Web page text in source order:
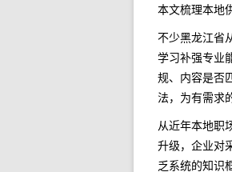
本文梳理本地
不少黑龙江省
学习补强专业
规、内容是否
法，为有需求
从近年本地职
升级，企业对
乏系统的知识